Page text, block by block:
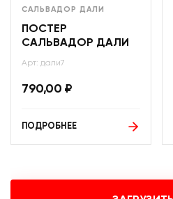
САЛЬВАДОР ДАЛИ
ПОСТЕР
САЛЬВАДОР ДАЛИ
Арт: дали7
790,00 ₽
ПОДРОБНЕЕ